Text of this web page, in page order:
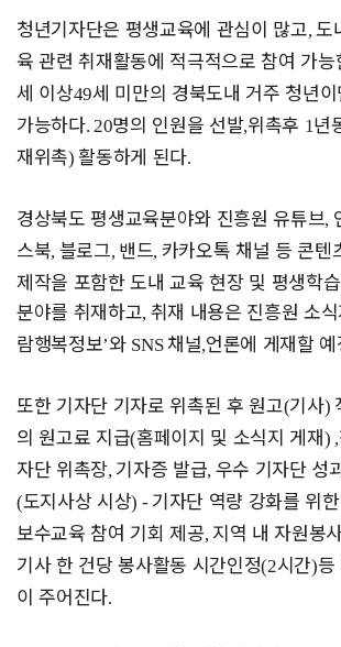
청년기자단은 평생교육에 관심이 많고,도
육 관련 취재활동에 적극적으로 참여 가
세 이상49세 미만의 경북도내 거주 청년
가능하다. 20명의 인원을 선발,위촉후 1년
재위촉)활동하게 된다.
경상북도 평생교육분야와 진흥원 유튜브,
스북, 블로그, 밴드, 카카오톡 채널 등 콘텐
제작을 포함한 도내 교육 현장 및 평생학
분야를 취재하고, 취재 내용은 진흥원 소식
람행복정보’와 SNS 채널,언론에 게재할
또한 기자단 기자로 위촉된 후 원고(기사)
의 원고료 지급(홈페이지 및 소식지 게재) ,
자단 위촉장, 기자증 발급, 우수 기자단 성
(도지사상 시상) - 기자단 역량 강화를 위
보수교육 참여 기회 제공, 지역 내 자원봉
기사 한 건당 봉사활동 시간인정(2시간)등
이 주어진다.